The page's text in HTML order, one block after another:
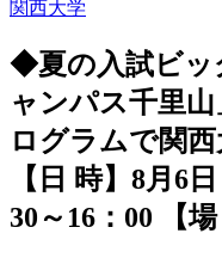
関西大学
◆夏の入試ビッ
ャンパス千里
ログラムで関西
【日 時】8月6
30～16：00 【